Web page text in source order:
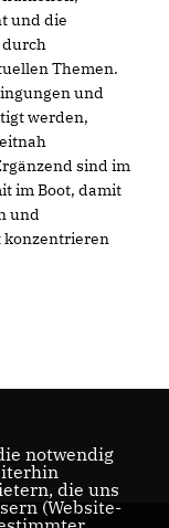
und die
Themen.
und
werden,
sind im
im Boot, damit
und
konzentrieren
notwendig
die uns
(Website-